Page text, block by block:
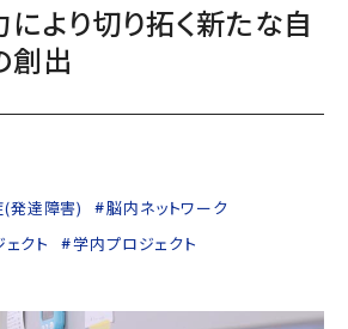
より切り拓く新たな自
創出
発達障害)
脳内ネットワーク
クト
学内プロジェクト